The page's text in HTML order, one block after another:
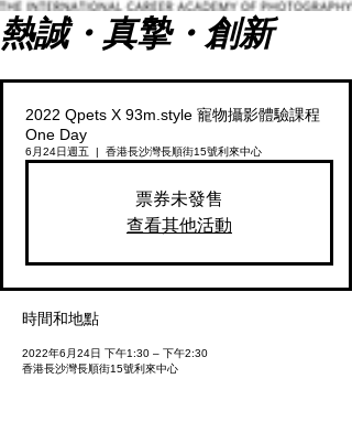
熱誠・真摯・創新
2022 Qpets X 93m.style 寵物攝影體驗課程
One Day
6月24日週五
  |
香港長沙灣長順街15號利來中心
票券未發售
查看其他活動
時間和地點
2022年6月24日 下午1:30 – 下午2:30
香港長沙灣長順街15號利來中心